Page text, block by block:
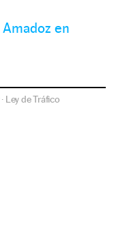
en
· Ley de Tráfico